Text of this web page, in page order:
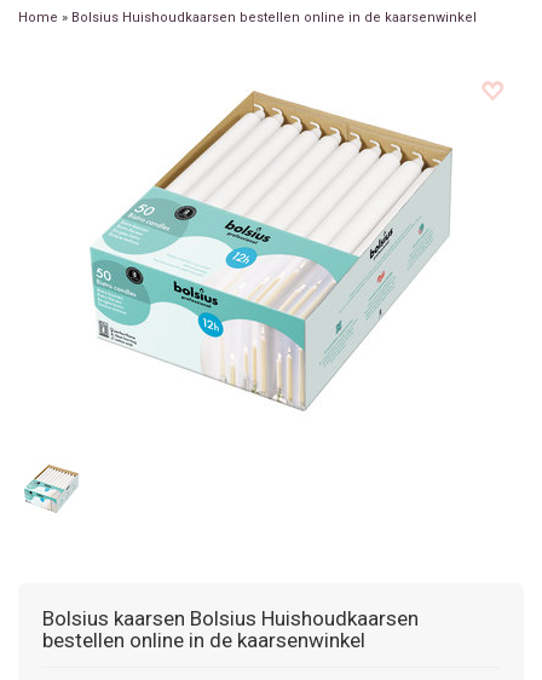
Home » Bolsius Huishoudkaarsen bestellen online in de kaarsenwinkel
Bolsius kaarsen Bolsius Huishoudkaarsen
bestellen online in de kaarsenwinkel